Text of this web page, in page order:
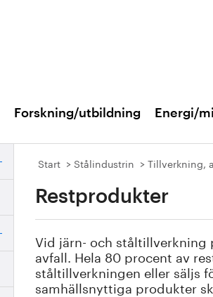
Forskning/utbildning Energi/
Start Stålindustrin Tillverkning,
Restprodukter
Vid järn- och ståltillverkning
avfall. Hela 80 procent av
ståltillverkningen eller säljs
samhällsnyttiga produkter